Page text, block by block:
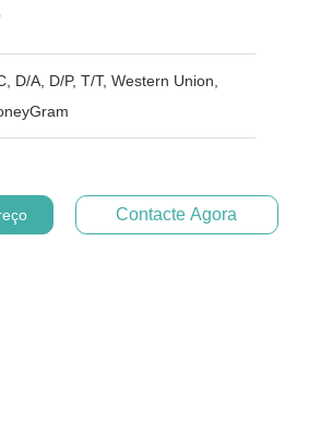
D/A, D/P, T/T, Western Union,
Contacte Agora